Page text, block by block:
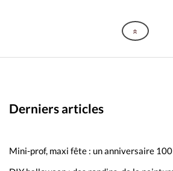
Derniers articles
Mini-prof, maxi fête : un anniversaire